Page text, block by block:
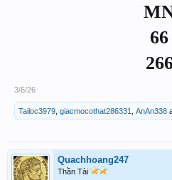
66
3/6/26
Tailoc3979 giacmocothat286331 AnAn338
Quachhoang247
Thần Tài